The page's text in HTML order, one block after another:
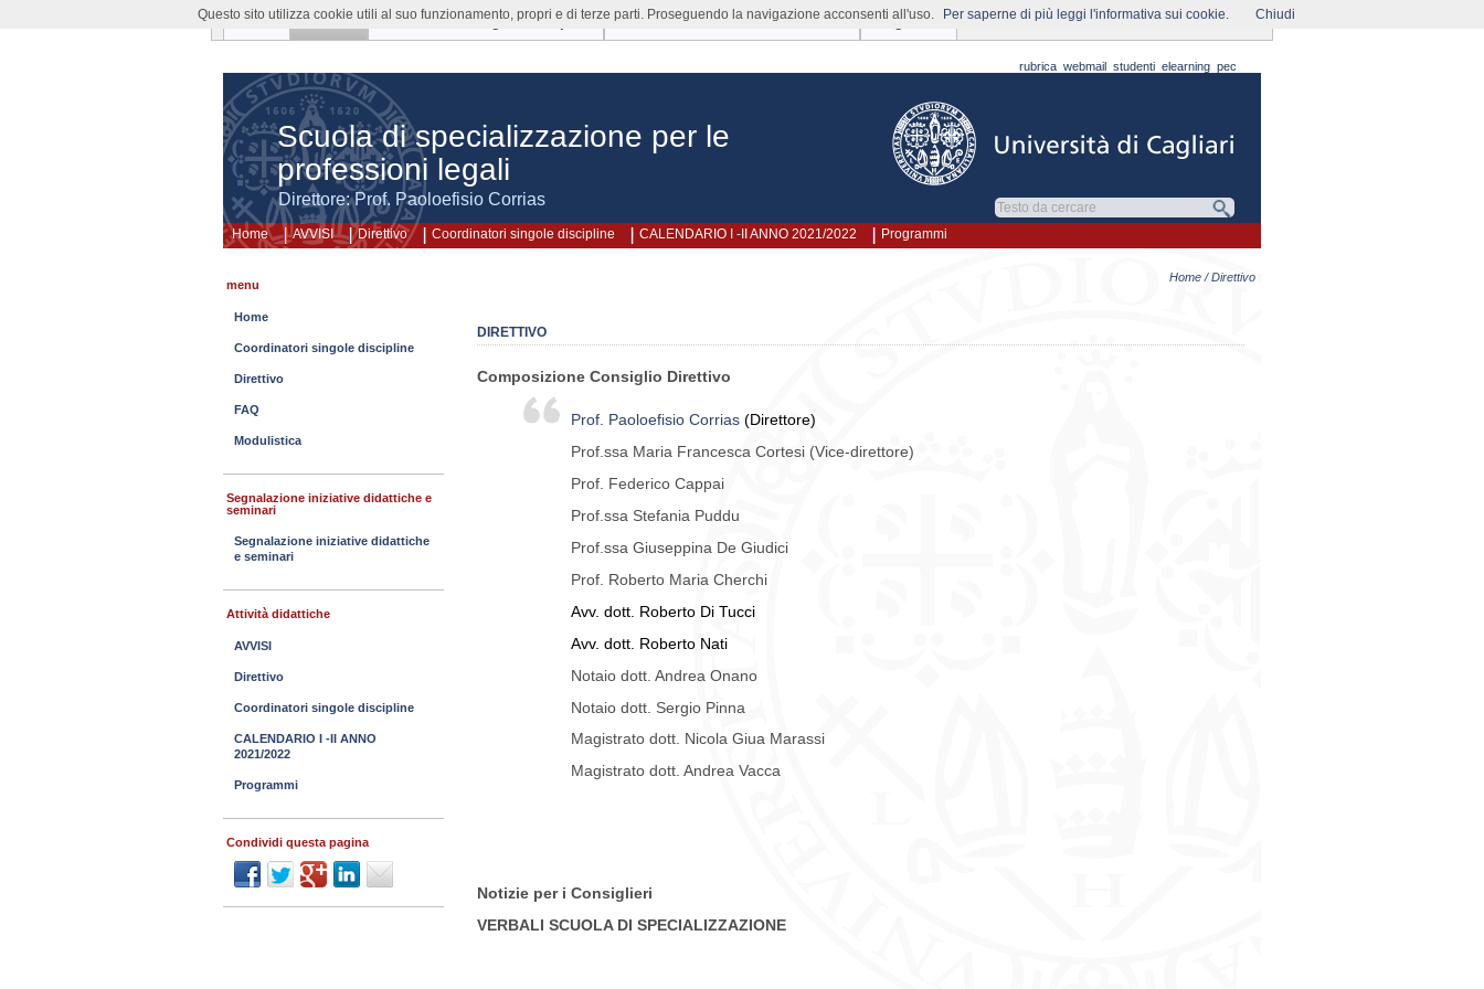
AVVISI Direttivo Coordinatori Singole Discipline CALENDARIO I -II ANNO 2021/2022 Programmi
Scuola di specializzazione per le
professioni legali
Direttore: Prof. Paoloefisio Corrias
Home
rubrica webmail studenti elearning pec
AVVISI Direttivo Coordinatori singole discipline CALENDARIO I -II ANNO 2021/2022 Programmi
Home / Direttivo
DIRETTIVO
Composizione Consiglio Direttivo
Prof. Paoloefisio Corrias(Direttore)
Prof.ssa Maria Francesca Cortesi (Vice-direttore)
Prof. Federico Cappai
Prof.ssa Stefania Puddu
Prof.ssa Giuseppina De Giudici
Prof. Roberto Maria Cherchi
Avv. dott. Roberto Di Tucci
Avv. dott. Roberto Nati
Notaio dott. Andrea Onano
Notaio dott. Sergio Pinna
Magistrato dott. Nicola Giua Marassi
Magistrato dott. Andrea Vacca
Notizie per i Consiglieri
VERBALI SCUOLA DI SPECIALIZZAZIONE
menu
Home
Coordinatori singole discipline
Direttivo
FAQ
Modulistica
Segnalazione iniziative didattiche e
seminari
Segnalazione iniziative didattiche
e seminari
Attività didattiche
AVVISI
Direttivo
Coordinatori singole discipline
CALENDARIO I -II ANNO
2021/2022
Programmi
Condividi questa pagina
Questo sito utilizza cookie utili al suo funzionamento, propri e di terze parti. Proseguendo la navigazione acconsenti all'uso. Per saperne di più leggi l'informativa sui cookie. Chiudi